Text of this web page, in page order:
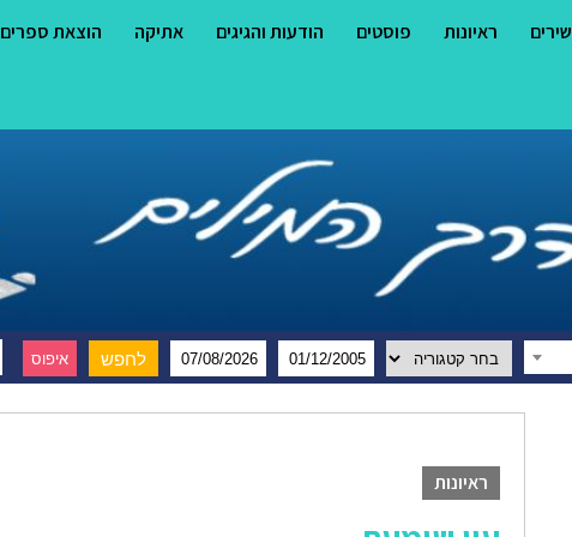
שירים ראיונות פוסטים הודעות והגיגים אתיקה הוצאת ספרים
ראיונות